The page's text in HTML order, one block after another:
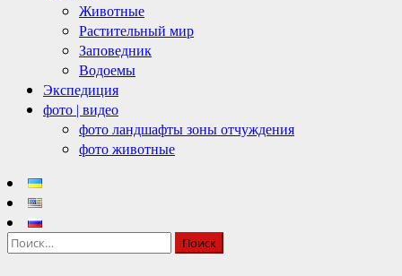
Животные
Растительный мир
Заповедник
Водоемы
Экспедиция
фото | видео
фото ландшафты зоны отчуждения
фото животные
Найти: